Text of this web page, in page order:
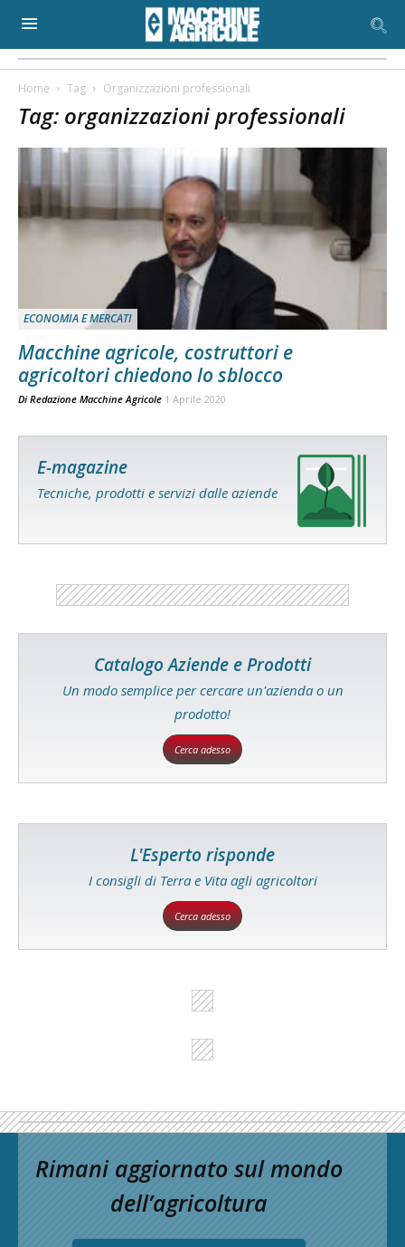
Home Tag Organizzazioni professionali
Tag: organizzazioni professionali
ECONOMIA E MERCATI
Macchine agricole, costruttori e
agricoltori chiedono lo sblocco
Di Redazione Macchine Agricole 1 Aprile 2020
E-magazine
Tecniche, prodotti e servizi dalle aziende
Catalogo Aziende e Prodotti
Un modo semplice per cercare un'azienda o un
prodotto!
Cerca adesso
L'Esperto risponde
I consigli di Terra e Vita agli agricoltori
Cerca adesso
Rimani aggiornato sul mondo
dell’agricoltura